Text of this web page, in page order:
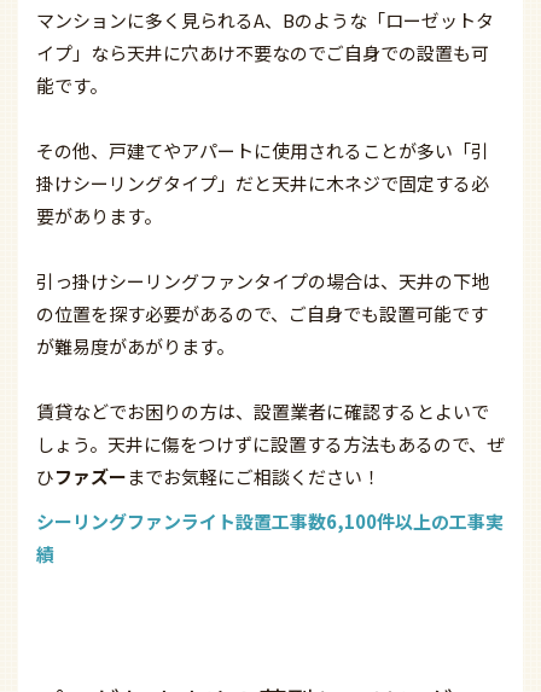
マンションに多く見られるA、Bのような「ローゼットタ
イプ」なら天井に穴あけ不要なのでご自身での設置も可
能です。
その他、戸建てやアパートに使用されることが多い「引
掛けシーリングタイプ」だと天井に木ネジで固定する必
要があります。
引っ掛けシーリングファンタイプの場合は、天井の下地
の位置を探す必要があるので、ご自身でも設置可能です
が難易度があがります。
賃貸などでお困りの方は、設置業者に確認するとよいで
しょう。天井に傷をつけずに設置する方法もあるので、ぜ
ひファズーまでお気軽にご相談ください！
シーリングファンライト設置工事数6,100件以上の工事実
績